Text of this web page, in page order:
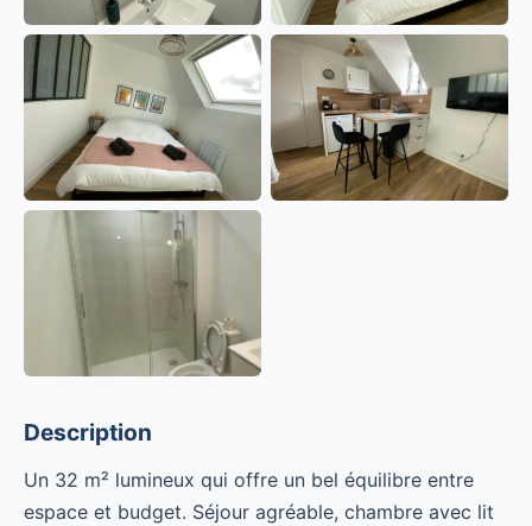
Description
Un 32 m² lumineux qui offre un bel équilibre entre
espace et budget. Séjour agréable, chambre avec lit